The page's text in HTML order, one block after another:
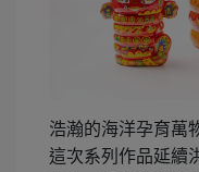
浩瀚的海洋孕育萬
這次系列作品延續